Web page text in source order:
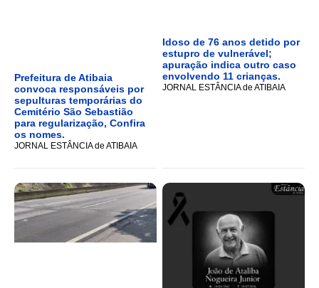
Prefeitura de Atibaia
convoca responsáveis por
sepulturas temporárias do
Cemitério São Sebastião
para regularização, Confira
os nomes.
JORNAL ESTÂNCIA de ATIBAIA
Idoso de 76 anos detido por
estupro de vulnerável;
apuração indica outro caso
envolvendo 11 crianças.
JORNAL ESTÂNCIA de ATIBAIA